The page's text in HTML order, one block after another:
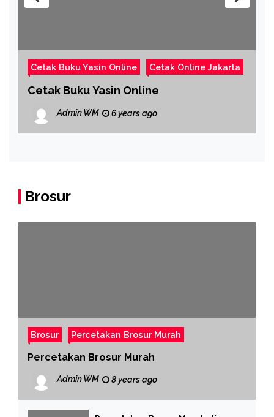
Cetak Buku Yasin Online Cetak Online Jakarta
Cetak Buku Yasin Online
Admin WM 6 years ago
Brosur
Brosur Percetakan Brosur Murah
Percetakan Brosur Murah
Admin WM 8 years ago